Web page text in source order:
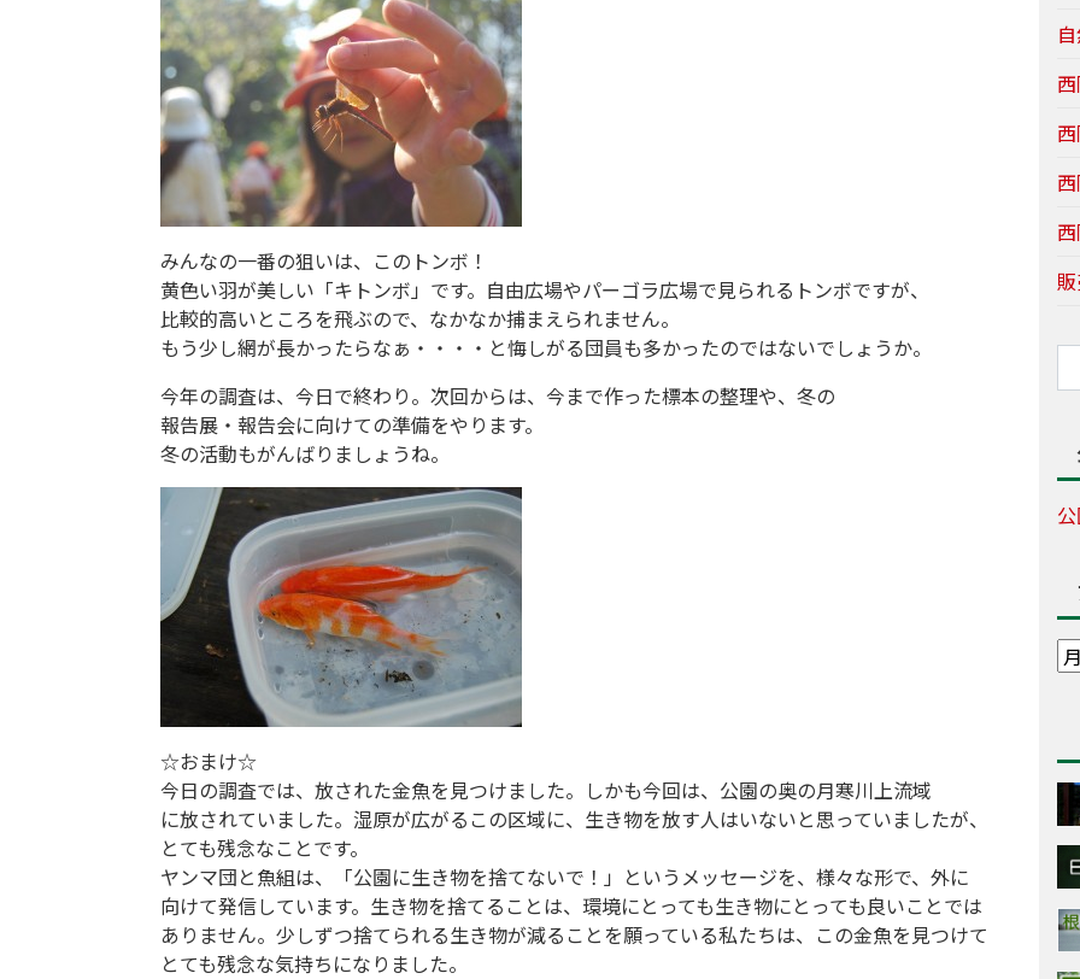
みんなの一番の狙いは、このトンボ！
黄色い羽が美しい「キトンボ」です。自由広場やパーゴラ広場で見られるトンボですが、
比較的高いところを飛ぶので、なかなか捕まえられません。
もう少し網が長かったらなぁ・・・・と悔しがる団員も多かったのではないでしょうか。
今年の調査は、今日で終わり。次回からは、今まで作った標本の整理や、冬の
報告展・報告会に向けての準備をやります。
冬の活動もがんばりましょうね。
☆おまけ☆
今日の調査では、放された金魚を見つけました。しかも今回は、公園の奥の月寒川上流域
に放されていました。湿原が広がるこの区域に、生き物を放す人はいないと思っていましたが、
とても残念なことです。
ヤンマ団と魚組は、「公園に生き物を捨てないで！」というメッセージを、様々な形で、外に
向けて発信しています。生き物を捨てることは、環境にとっても生き物にとっても良いことでは
ありません。少しずつ捨てられる生き物が減ることを願っている私たちは、この金魚を見つけて
とても残念な気持ちになりました。